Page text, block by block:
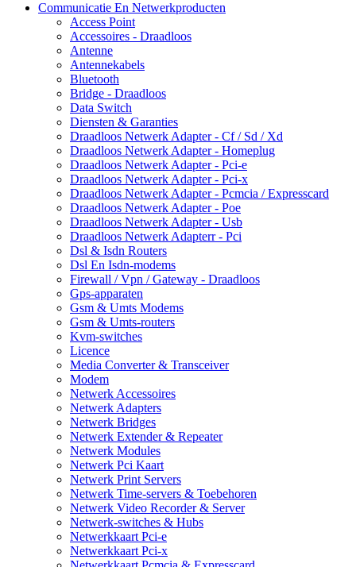
Communicatie En Netwerkproducten
Access Point
Accessoires - Draadloos
Antenne
Antennekabels
Bluetooth
Bridge - Draadloos
Data Switch
Diensten & Garanties
Draadloos Netwerk Adapter - Cf / Sd / Xd
Draadloos Netwerk Adapter - Homeplug
Draadloos Netwerk Adapter - Pci-e
Draadloos Netwerk Adapter - Pci-x
Draadloos Netwerk Adapter - Pcmcia / Expresscard
Draadloos Netwerk Adapter - Poe
Draadloos Netwerk Adapter - Usb
Draadloos Netwerk Adapterr - Pci
Dsl & Isdn Routers
Dsl En Isdn-modems
Firewall / Vpn / Gateway - Draadloos
Gps-apparaten
Gsm & Umts Modems
Gsm & Umts-routers
Kvm-switches
Licence
Media Converter & Transceiver
Modem
Netwerk Accessoires
Netwerk Adapters
Netwerk Bridges
Netwerk Extender & Repeater
Netwerk Modules
Netwerk Pci Kaart
Netwerk Print Servers
Netwerk Time-servers & Toebehoren
Netwerk Video Recorder & Server
Netwerk-switches & Hubs
Netwerkkaart Pci-e
Netwerkkaart Pci-x